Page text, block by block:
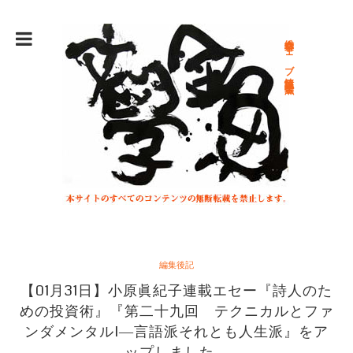
総合文学ウェブ情報誌 文学金魚
編集後記
【01月31日】小原眞紀子連載エセー『詩人のた
めの投資術』『第二十九回 テクニカルとファ
ンダメンタルI―言語派それとも人生派』をア